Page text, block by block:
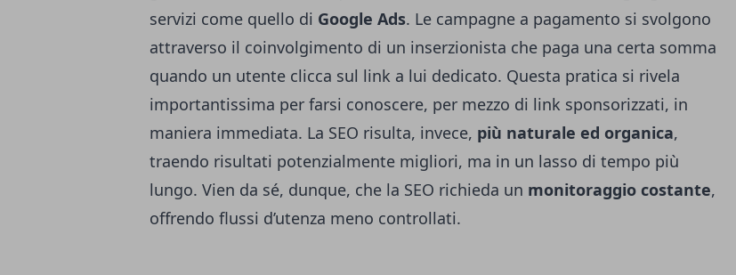
servizi come quello di Google Ads. Le campagne a pagamento si svolgono
attraverso il coinvolgimento di un inserzionista che paga una certa somma
quando un utente clicca sul link a lui dedicato. Questa pratica si rivela
importantissima per farsi conoscere, per mezzo di link sponsorizzati, in
maniera immediata. La SEO risulta, invece, più naturale ed organica,
traendo risultati potenzialmente migliori, ma in un lasso di tempo più
lungo. Vien da sé, dunque, che la SEO richieda un monitoraggio costante,
offrendo flussi d’utenza meno controllati.